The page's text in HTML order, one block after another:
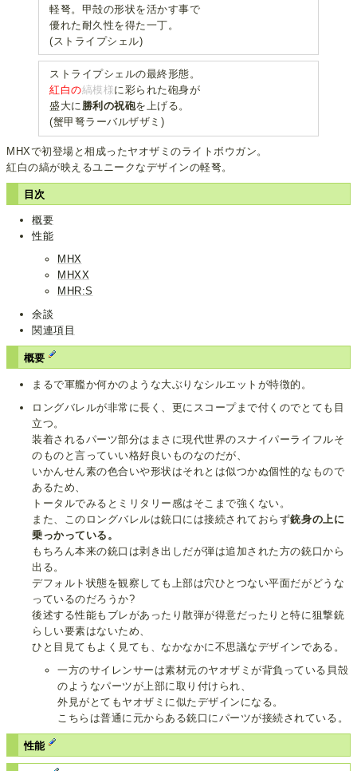
軽弩。甲殻の形状を活かす事で
優れた耐久性を得た一丁。
(ストライプシェル)
ストライプシェルの最終形態。
紅白の縞模様に彩られた砲身が
盛大に 勝利の祝砲を上げる。
(蟹甲弩ラーバルザザミ)
MHXで初登場と相成ったヤオザミのライトボウガン。
紅白の縞が映えるユニークなデザインの軽弩。
目次
概要
性能
MHX
MHXX
MHR:S
余談
関連項目
概要
まるで軍艦か何かのような大ぶりなシルエットが特徴的。
ロングバレルが非常に長く、更にスコープまで付くのでとても目
立つ。
装着されるパーツ部分はまさに現代世界のスナイパーライフルそ
のものと言っていい格好良いものなのだが、
いかんせん素の色合いや形状はそれとは似つかぬ個性的なもので
あるため、
トータルでみるとミリタリー感はそこまで強くない。
また、このロングバレルは銃口には接続されておらず銃身の上に
乗っかっている。
もちろん本来の銃口は剥き出しだが弾は追加された方の銃口から
出る。
デフォルト状態を観察しても上部は穴ひとつない平面だがどうな
っているのだろうか?
後述する性能もブレがあったり散弾が得意だったりと特に狙撃銃
らしい要素はないため、
ひと目見てもよく見ても、なかなかに不思議なデザインである。
一方のサイレンサーは素材元のヤオザミが背負っている貝殻
のようなパーツが上部に取り付けられ、
外見がとてもヤオザミに似たデザインになる。
こちらは普通に元からある銃口にパーツが接続されている。
性能